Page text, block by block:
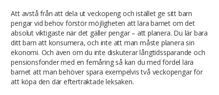
Att avstå från att dela ut veckopeng och istället ge sitt barn
pengar vid behov förstör möjligheten att lära barnet om det
absolut viktigaste när det gäller pengar – att planera. Du lär bara
ditt barn att konsumera, och inte att man måste planera sin
ekonomi. Och även om du inte diskuterar långtidssparande och
pensionsfonder med en femåring så kan du med fördel lära
barnet att man behöver spara exempelvis två veckopengar för
att köpa den där eftertraktade leksaken.